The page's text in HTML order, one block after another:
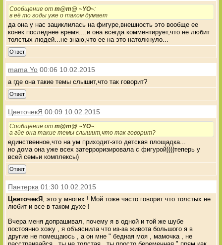
Сообщение отm@m@ ~YO~:
в её то годы уже о таком думает
да она у нас зациклилась на фигуре,внешность это вообще ее
конек последнее время....и она всегда комментирует,что не любит
толстых людей...не знаю,что ее на это натолкнуло...
Ответ
mama Yo 00:06 10.02.2015
а где она такие темы слышит,что так говорит?
Ответ
ЦветочекЯ 00:09 10.02.2015
Сообщение отm@m@ ~YO~:
а где она такие темы слышит,что так говорит?
единственное,что на ум приходит-это детская площадка...
но дома она уже всех затерроризировала с фигурой))))теперь у
всей семьи комплексы)
Ответ
Пантерка 01:30 10.02.2015
ЦветочекЯ , это у многих ! Мой тоже часто говорит что толстых не
любит и все в таком духе !
Вчера меня допрашивал, почему я в одной и той же шубе
постоянно хожу , я объяснила что из-за живота большого я в
другие не помещаюсь , а он мне " бедная моя , мамочка , не